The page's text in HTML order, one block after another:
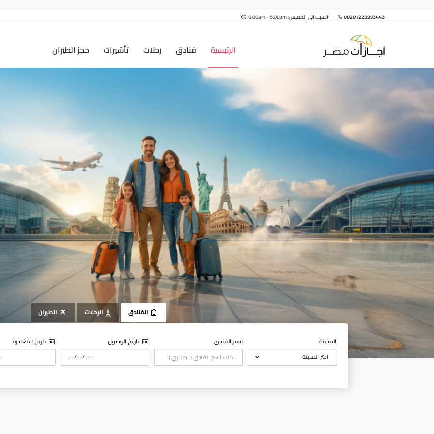
00201225993443 السبت الى الخميس: 9.00am - 5.00pm
الرئيسية فنادق رحلات تأشيرات حجز الطيران
الفنادق الرحلات الطيران
المدينة اسم الفندق تاريخ الوصول تاريخ المغادرة